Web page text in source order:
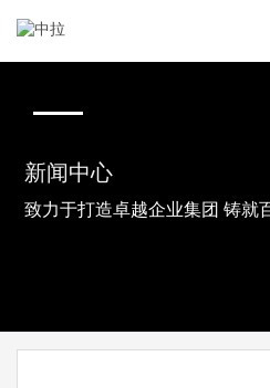
新闻中心
致力于打造卓越企业集团 铸就